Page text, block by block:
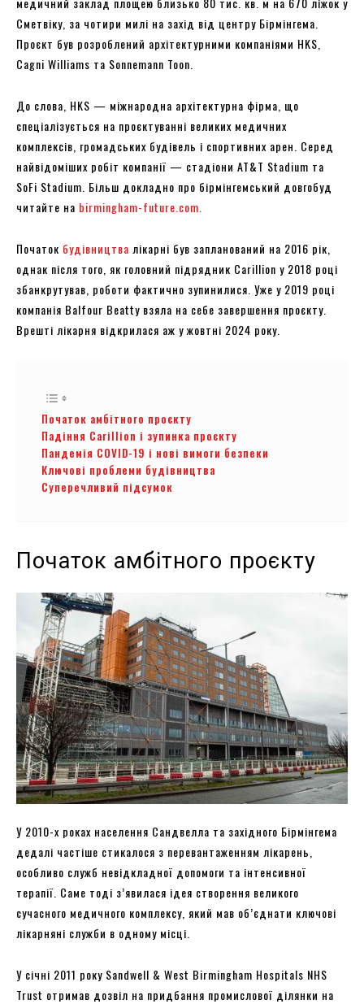
Сметвіку, за чотири милі на захід від центру Бірмінгема.
Проєкт був розроблений архітектурними компаніями HKS,
Cagni Williams та Sonnemann Toon.
До слова, HKS — міжнародна архітектурна фірма, що
спеціалізується на проєктуванні великих медичних
комплексів, громадських будівель і спортивних арен. Серед
найвідоміших робіт компанії — стадіони AT&T Stadium та
SoFi Stadium. Більш докладно про бірмінгемський довгобуд
читайте на birmingham-future.com.
Початок будівництва лікарні був запланований на 2016 рік,
однак після того, як головний підрядник Carillion у 2018 році
збанкрутував, роботи фактично зупинилися. Уже у 2019 році
компанія Balfour Beatty взяла на себе завершення проєкту.
Врешті лікарня відкрилася аж у жовтні 2024 року.
Початок амбітного проєкту
Падіння Carillion і зупинка проєкту
Пандемія COVID-19 і нові вимоги безпеки
Ключові проблеми будівництва
Суперечливий підсумок
Початок амбітного проєкту
У 2010-х роках населення Сандвелла та західного Бірмінгема
дедалі частіше стикалося з перевантаженням лікарень,
особливо служб невідкладної допомоги та інтенсивної
терапії. Саме тоді з’явилася ідея створення великого
сучасного медичного комплексу, який мав об’єднати ключові
лікарняні служби в одному місці.
У січні 2011 року Sandwell & West Birmingham Hospitals NHS
Trust отримав дозвіл на придбання промислової ділянки на